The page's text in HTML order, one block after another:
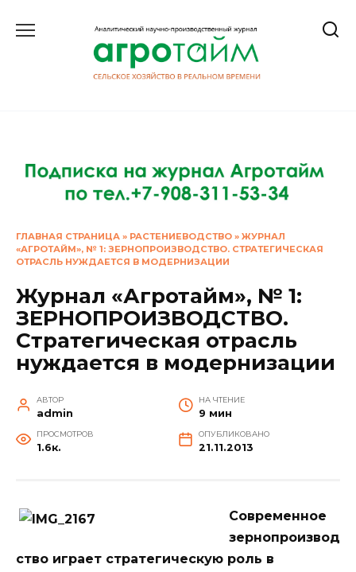
ГЛАВНАЯ СТРАНИЦА » РАСТЕНИЕВОДСТВО » ЖУРНАЛ
«АГРОТАЙМ», № 1: ЗЕРНОПРОИЗВОДСТВО. СТРАТЕГИЧЕСКАЯ
ОТРАСЛЬ НУЖДАЕТСЯ В МОДЕРНИЗАЦИИ
Журнал «Агротайм», № 1:
ЗЕРНОПРОИЗВОДСТВО.
Стратегическая отрасль
нуждается в модернизации
АВТОР
admin
НА ЧТЕНИЕ
9 мин
ПРОСМОТРОВ
1.6к.
ОПУБЛИКОВАНО
21.11.2013
Современное
зернопроизвод
ство играет стратегическую роль в